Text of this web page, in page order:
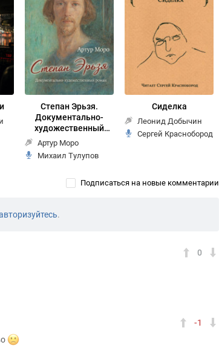
Степан Эрьзя.
Документально-
художественный
роман
Артур Моро
Михаил Тулупов
Сиделка
Леонид Добычин
Сергей Краснобород
Подписаться на новые комментарии
.
0
-1